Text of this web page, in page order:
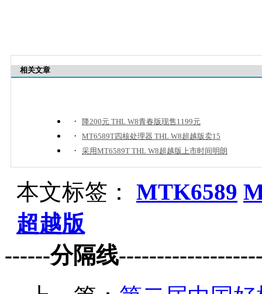
相关文章
· 降200元 THL W8青春版现售1199元
· MT6589T四核处理器 THL W8超越版卖15
· 采用MT6589T THL W8超越版上市时间明朗
本文标签： MTK6589
超越版
------分隔线